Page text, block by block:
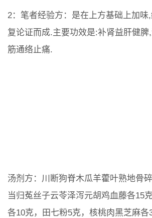
2：笔者经验方：是在上方基础上加味
复论证而成.主要功效是:补肾益肝健脾
筋通络止痛.
汤剂方：川断狗脊木瓜羊藿叶熟地骨
当归菟丝子云苓泽泻元胡鸡血藤各15
各10克，田七粉5克，核桃肉黑芝麻